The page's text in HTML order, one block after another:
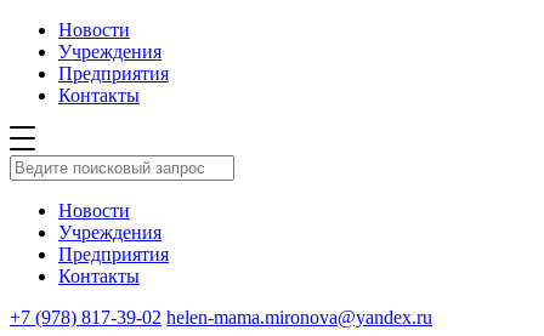
Новости
Учреждения
Предприятия
Контакты
Новости
Учреждения
Предприятия
Контакты
+7 (978) 817-39-02 helen-mama.mironova@yandex.ru